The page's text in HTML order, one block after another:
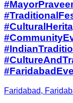
Faridabad,